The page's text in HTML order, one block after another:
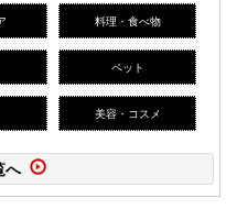
料理・食べ物
ペット
美容・コスメ
へ